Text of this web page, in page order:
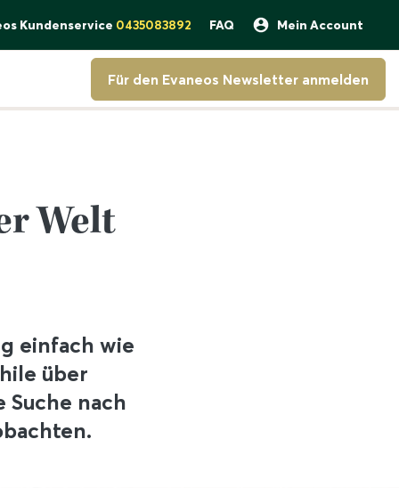
Kundenservice 0435083892 FAQ Mein Account
Für den Evaneos Newsletter anmelden
Welt
einfach wie
über
Suche nach